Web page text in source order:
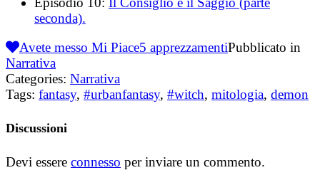
seconda).
Avete messo Mi Piace5 apprezzamentiPubblicato in
Narrativa
Categories: Narrativa
Tags: fantasy, #urbanfantasy, #witch, mitologia, demon
Discussioni
Devi essere connesso per inviare un commento.